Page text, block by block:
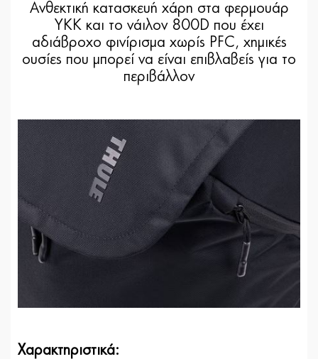
Ανθεκτική κατασκευή χάρη στα φερμουάρ
YKK και το νάιλον 800D που έχει
αδιάβροχο φινίρισμα χωρίς PFC, χημικές
ουσίες που μπορεί να είναι επιβλαβείς για το
περιβάλλον
Χαρακτηριστικά: